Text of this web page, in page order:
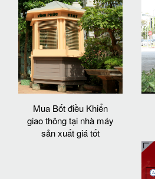
Mua Bốt điều Khiển
giao thông tại nhà máy
sản xuất giá tốt